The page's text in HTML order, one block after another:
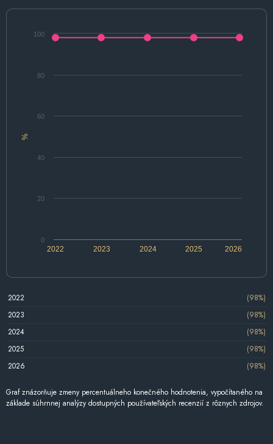
%
2022 2024 2026
2023 2025
0
20
40
60
80
100
2022
(98%)
2023
(98%)
2024
(98%)
2025
(98%)
2026
(98%)
Graf znázorňuje zmeny percentuálneho konečného hodnotenia, vypočítaného na
základe súhrnnej analýzy dostupných používateľských recenzií z rôznych zdrojov.